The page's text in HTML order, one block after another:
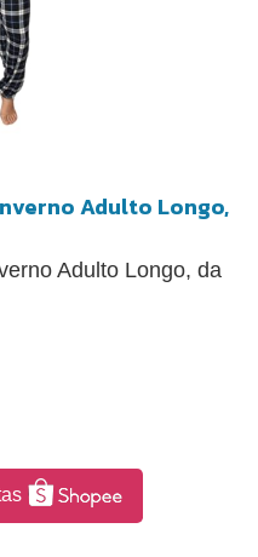
Adulto Longo,
Adulto Longo, da